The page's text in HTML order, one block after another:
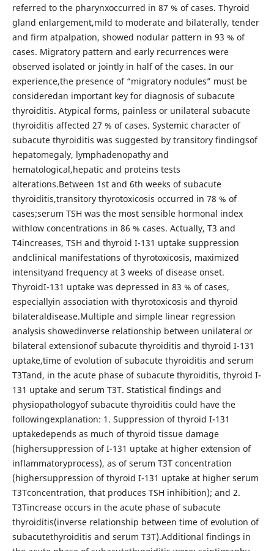
referred to the pharynxoccurred in 87 % of cases. Thyroid
gland enlargement,mild to moderate and bilaterally, tender
and firm atpalpation, showed nodular pattern in 93 % of
cases. Migratory pattern and early recurrences were
observed isolated or jointly in half of the cases. In our
experience,the presence of “migratory nodules” must be
consideredan important key for diagnosis of subacute
thyroiditis. Atypical forms, painless or unilateral subacute
thyroiditis affected 27 % of cases. Systemic character of
subacute thyroiditis was suggested by transitory findingsof
hepatomegaly, lymphadenopathy and
hematological,hepatic and proteins tests
alterations.Between 1st and 6th weeks of subacute
thyroiditis,transitory thyrotoxicosis occurred in 78 % of
cases;serum TSH was the most sensible hormonal index
withlow concentrations in 86 % cases. Actually, T3 and
T4increases, TSH and thyroid I-131 uptake suppression
andclinical manifestations of thyrotoxicosis, maximized
intensityand frequency at 3 weeks of disease onset.
ThyroidI-131 uptake was depressed in 83 % of cases,
especiallyin association with thyrotoxicosis and thyroid
bilateraldisease.Multiple and simple linear regression
analysis showedinverse relationship between unilateral or
bilateral extensionof subacute thyroiditis and thyroid I-131
uptake,time of evolution of subacute thyroiditis and serum
T3Tand, in the acute phase of subacute thyroiditis, thyroid I-
131 uptake and serum T3T. Statistical findings and
physiopathologyof subacute thyroiditis could have the
followingexplanation: 1. Suppression of thyroid I-131
uptakedepends as much of thyroid tissue damage
(highersuppression of I-131 uptake at higher extension of
inflammatoryprocess), as of serum T3T concentration
(highersuppression of thyroid I-131 uptake at higher serum
T3Tconcentration, that produces TSH inhibition); and 2.
T3Tincrease occurs in the acute phase of subacute
thyroiditis(inverse relationship between time of evolution of
subacutethyroiditis and serum T3T).Additional findings in